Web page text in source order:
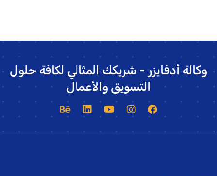
وكالة أدفايزر - شريكك المثالي لكافة حلول
التسويق والأعمال